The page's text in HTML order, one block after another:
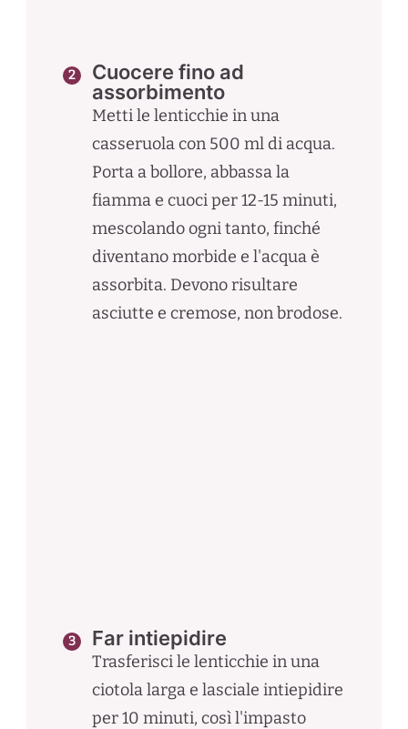
Cuocere fino ad
assorbimento
Metti le lenticchie in una
casseruola con 500 ml di acqua.
Porta a bollore, abbassa la
fiamma e cuoci per 12-15 minuti,
mescolando ogni tanto, finché
diventano morbide e l'acqua è
assorbita. Devono risultare
asciutte e cremose, non brodose.
Far intiepidire
Trasferisci le lenticchie in una
ciotola larga e lasciale intiepidire
per 10 minuti, così l'impasto